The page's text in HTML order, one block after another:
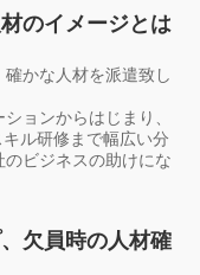
のイメージとは
かな人材を派遣致し
ョンからはじまり、
ル研修まで幅広い分
ビジネスの助けにな
欠員時の人材確